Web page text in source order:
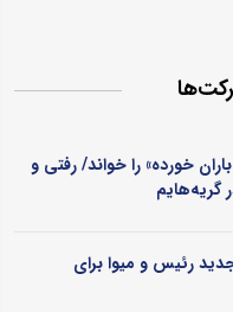
خورده» را خواند/ رفتی و
گریه‌هایم
رئیس و میوا برای